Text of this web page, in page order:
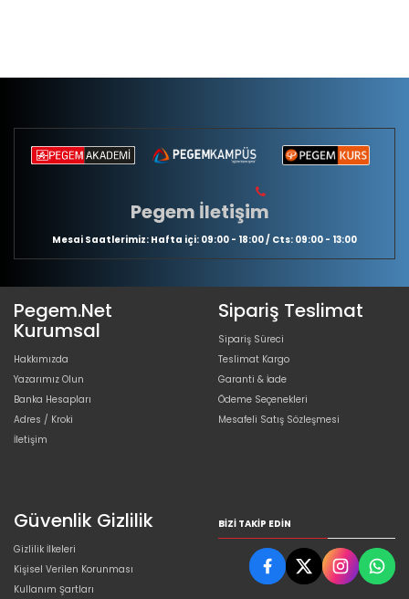
Pegem İletişim
Mesai Saatlerimiz: Hafta içi: 09:00 - 18:00 / Cts: 09:00 - 13:00
Pegem.Net
Kurumsal
Hakkımızda
Yazarımız Olun
Banka Hesapları
Adres / Kroki
İletişim
Sipariş Teslimat
Sipariş Süreci
Teslimat Kargo
Garanti & İade
Ödeme Seçenekleri
Mesafeli Satış Sözleşmesi
Güvenlik Gizlilik
Gizlilik İlkeleri
Kişisel Verilen Korunması
Kullanım Şartları
BIZI TAKIP EDIN